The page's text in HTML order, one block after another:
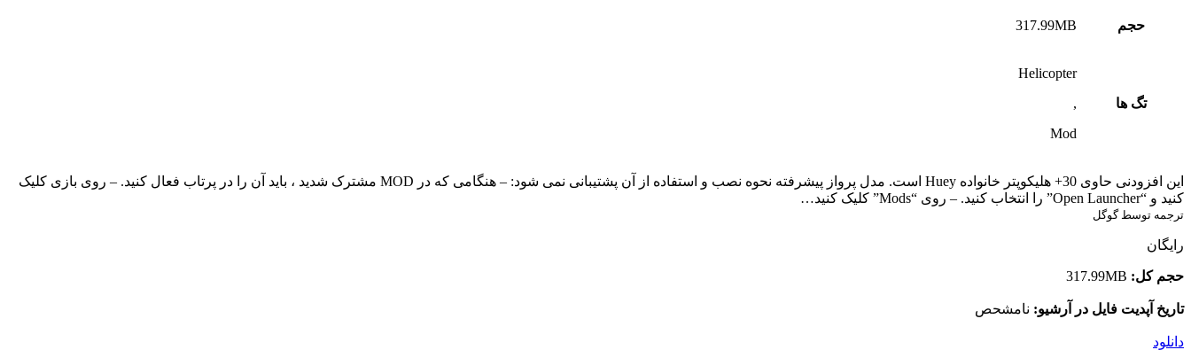
حجم 317.99MB
تگ ها
Helicopter
,
Mod
این افزودنی حاوی 30+ هلیکوپتر خانواده Huey است. مدل پرواز پیشرفته نحوه نصب و استفاده از آن پشتیبانی نمی شود: – هنگامی که در MOD مشترک شدید ، باید آن را در پرتاب فعال کنید. – روی بازی کلیک
کنید و “Open Launcher” را انتخاب کنید. – روی “Mods” کلیک کنید…
ترجمه توسط گوگل
رایگان
حجم کل: 317.99MB
تاریخ آپدیت فایل در آرشیو: نامشحص
دانلود